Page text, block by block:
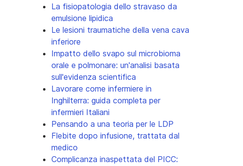
La fisiopatologia dello stravaso da
emulsione lipidica
Le lesioni traumatiche della vena cava
inferiore
Impatto dello svapo sul microbioma
orale e polmonare: un'analisi basata
sull'evidenza scientifica
Lavorare come infermiere in
Inghilterra: guida completa per
infermieri Italiani
Pensando a una teoria per le LDP
Flebite dopo infusione, trattata dal
medico
Complicanza inaspettata del PICC: